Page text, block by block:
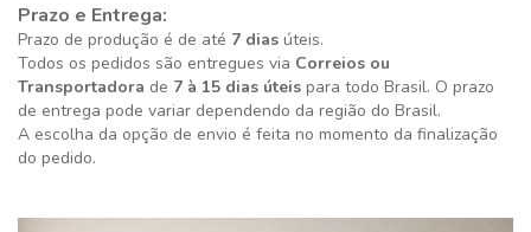
Prazo e Entrega:
Prazo de produção é de até 7 dias úteis.
Todos os pedidos são entregues via Correios ou
Transportadora de 7 à 15 dias úteis para todo Brasil. O prazo
de entrega pode variar dependendo da região do Brasil.
A escolha da opção de envio é feita no momento da finalização
do pedido.